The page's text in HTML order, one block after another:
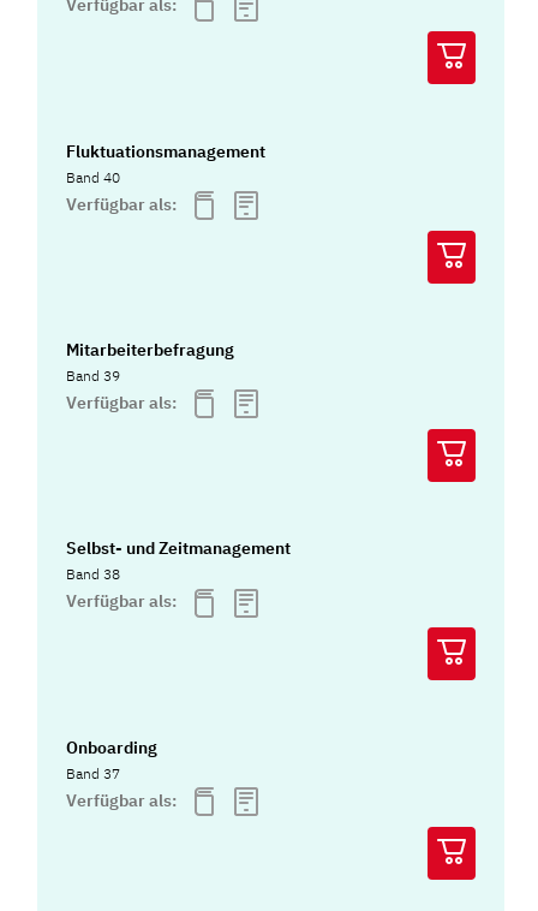
Verfügbar als:
Fluktuationsmanagement
Band 40
Verfügbar als:
Mitarbeiterbefragung
Band 39
Verfügbar als:
Selbst- und Zeitmanagement
Band 38
Verfügbar als:
Onboarding
Band 37
Verfügbar als: